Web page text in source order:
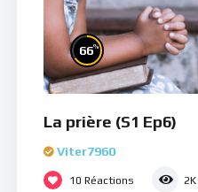
66%
La prière (S1 Ep6)
Viter7960
10 Réactions 2K